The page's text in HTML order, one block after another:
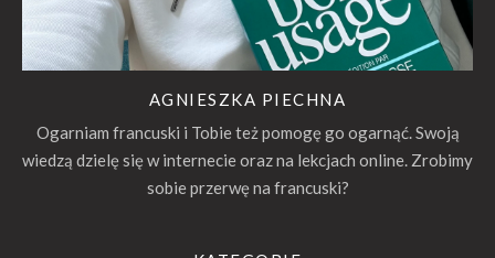
AGNIESZKA PIECHNA
Ogarniam francuski i Tobie też pomogę go ogarnąć. Swoją
wiedzą dzielę się w internecie oraz na lekcjach online. Zrobimy
sobie przerwę na francuski?